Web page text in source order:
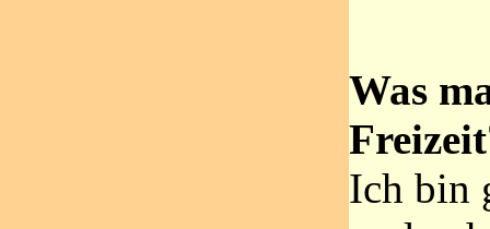
Was
Ich bin